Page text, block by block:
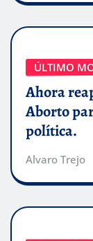
ÚLTIMO
Ahora
Aborto
política.
Alvaro Trejo